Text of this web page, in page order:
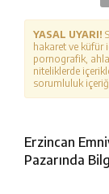
YASAL UYARI!
hakaret ve küfür
pornografik,
niteliklerde
sorumluluk
Erzincan
Pazarında